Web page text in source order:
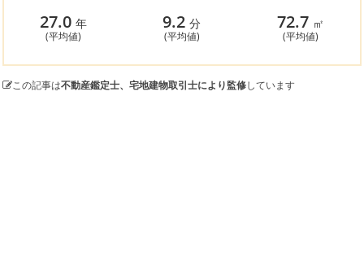
27.0 年
(平均値)
9.2分
(平均値)
72.7 ㎡
(平均値)
この記事は不動産鑑定士、宅地建物取引士により監修しています